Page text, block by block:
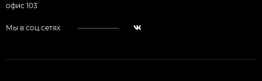
офис 103
Мы в соц.сетях